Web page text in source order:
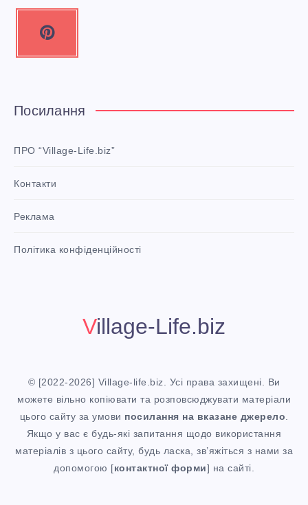
e
e
i
i
t
Посилання
ПРО “Village-Life.biz”
Контакти
Реклама
Політика конфіденційності
Village-Life.biz
© [2022-2026] Village-life.biz. Усі права захищені. Ви
можете вільно копіювати та розповсюджувати матеріали
цього сайту за умови посилання на вказане джерело
Якщо у вас є будь-які запитання щодо використання
матеріалів з цього сайту, будь ласка, зв’яжіться з нами за
допомогою [контактної форми] на сайті.